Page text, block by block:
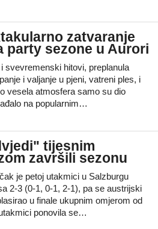
zatvaranje
party sezone u Aurori
svevremenski hitovi, preplanula
i valjanje u pjeni, vatreni ples, i
vesela atmosfera samo su dio
na popularnim…
tijesnim
završili sezonu
je petoj utakmici u Salzburgu
2-3 (0-1, 0-1, 2-1), pa se austrijski
u finale ukupnim omjerom od
ponovila se…